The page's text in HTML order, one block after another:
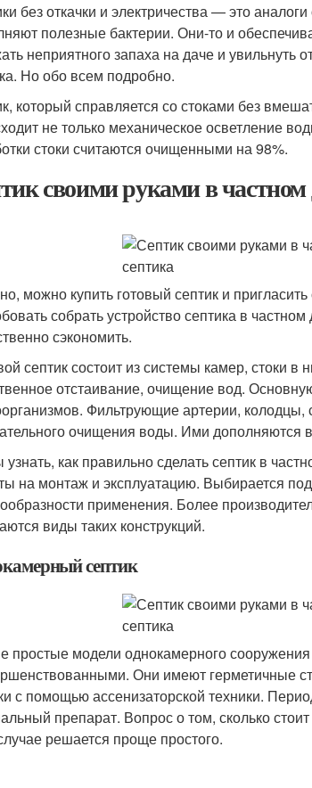
без откачки и электричества — это
полезные бактерии. Они-то и
неприятного запаха на даче и увильнуть
Но обо всем подробно.
который справляется со стоками без
не только механическое осветление
стоки считаются очищенными на 98%.
своими руками в
можно купить готовый септик и
собрать устройство септика в
сэкономить.
септик состоит из системы камер, стоки
отстаивание, очищение вод.
Фильтрующие артерии, колодцы,
очищения воды. Ими дополняются
узнать, как правильно сделать септик в
на монтаж и эксплуатацию. Выбирается
применения. Более
виды таких конструкций.
септик
простые модели однокамерного
Они имеют герметичные
с помощью ассенизаторской техники.
препарат. Вопрос о том, сколько
решается проще простого.